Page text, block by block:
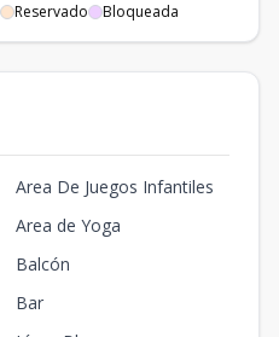
1 1 1 46
1 1 1
1
Reservado Bloqueada
Area De Juegos Infantiles
Area de Yoga
Balcón
Bar